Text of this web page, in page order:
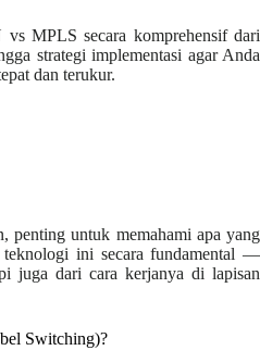
MPLS secara komprehensif dari
strategi implementasi agar Anda
dan terukur.
penting untuk memahami apa yang
teknologi ini secara fundamental —
juga dari cara kerjanya di lapisan
Switching)?